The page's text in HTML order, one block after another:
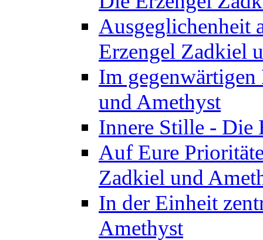
Ausgeglichenheit
Erzengel Zadkiel
Im
und Amethyst
Innere Stille - Die
Auf Eure
Zadkiel und
In der Einheit
Amethyst